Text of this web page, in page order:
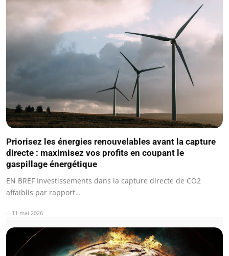
Priorisez les énergies renouvelables avant la capture
directe : maximisez vos profits en coupant le
gaspillage énergétique
EN BREF Investissements dans la capture directe de CO2
affaiblis par rapport…
11 mai 2026